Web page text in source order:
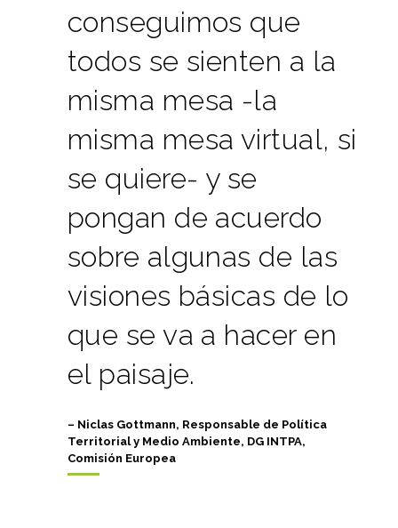
conseguimos que
todos se sienten a la
misma mesa -la
misma mesa virtual, si
se quiere- y se
pongan de acuerdo
sobre algunas de las
visiones básicas de lo
que se va a hacer en
el paisaje.
– Niclas Gottmann, Responsable de Política
Territorial y Medio Ambiente, DG INTPA,
Comisión Europea